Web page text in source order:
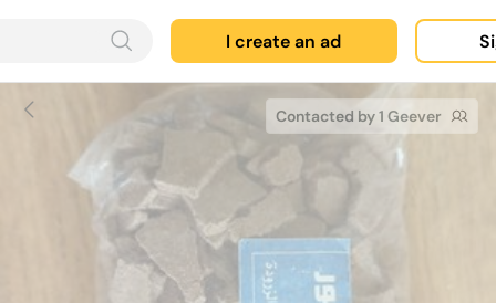
I create an ad
Contacted by 1 Geever